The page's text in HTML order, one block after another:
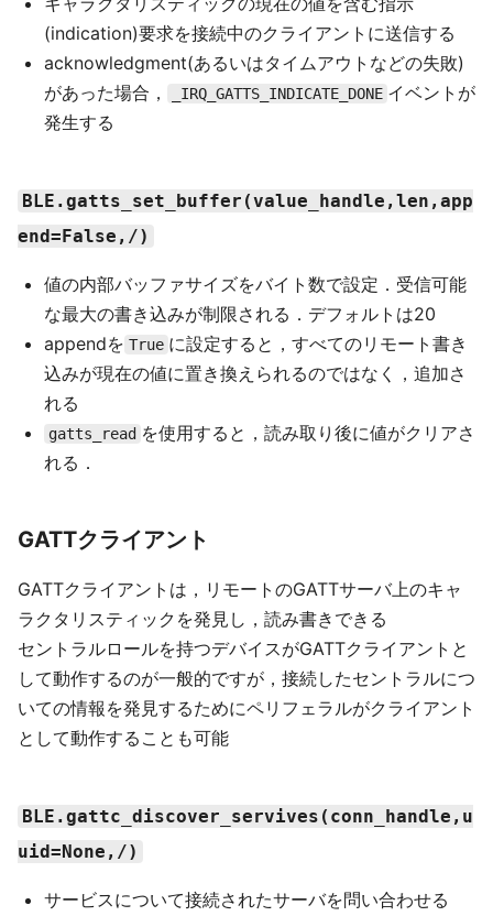
(indication)要求を接続中のクライアントに送信する
acknowledgment(あるいはタイムアウトなどの失敗)
があった場合，
_IRQ_GATTS_INDICATE_DONE イベントが
発生する
BLE.gatts_set_buffer(value_handle,len,app
end=False,/)
値の内部バッファサイズをバイト数で設定．受信可能
な最大の書き込みが制限される．デフォルトは20
appendを True に設定すると，すべてのリモート書き
込みが現在の値に置き換えられるのではなく，追加さ
れる
gatts_read を使用すると，読み取り後に値がクリアさ
れる．
GATTクライアント
GATTクライアントは，リモートのGATTサーバ上のキャ
ラクタリスティックを発見し，読み書きできる
セントラルロールを持つデバイスがGATTクライアントと
して動作するのが一般的ですが，接続したセントラルにつ
いての情報を発見するためにペリフェラルがクライアント
として動作することも可能
BLE.gattc_discover_servives(conn_handle,u
uid=None,/)
サービスについて接続されたサーバを問い合わせる